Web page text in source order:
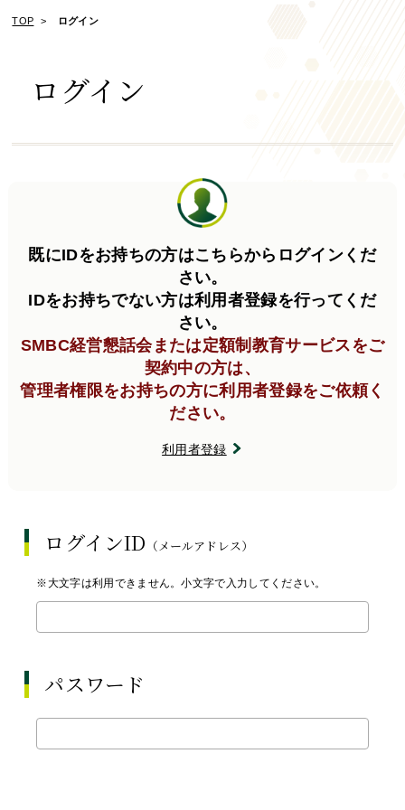
TOP ログイン
ログイン
既にIDをお持ちの方はこちらからログインくだ
さい。
IDをお持ちでない方は利用者登録を行ってくだ
さい。
SMBC経営懇話会または定額制教育サービスをご
契約中の方は、
管理者権限をお持ちの方に利用者登録をご依頼く
ださい。
利用者登録
ログインID （メールアドレス）
※大文字は利用できません。小文字で入力してください。
パスワード